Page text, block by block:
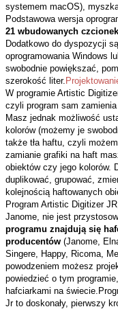
systemem macOS),
Podstawowa wersja
21 wbudowanych
Dodatkowo do dyspozycji
oprogramowania Windows
swobodnie powiększać,
szerokość liter.
W programie Artistic
czyli program sam
Masz jednak możliwość
kolorów (możemy je
także tła haftu, czyli
zamianie grafiki na haft
obiektów czy jego kolorów.
duplikować, grupować,
kolejnością haftowanych
Program Artistic Digitizer
Janome, nie jest
programu znajdują się
producentów (Janome,
Singere, Happy, Ricoma,
powodzeniem możesz
powiedzieć o tym
hafciarkami na świecie.
Jr to doskonały, pierwszy